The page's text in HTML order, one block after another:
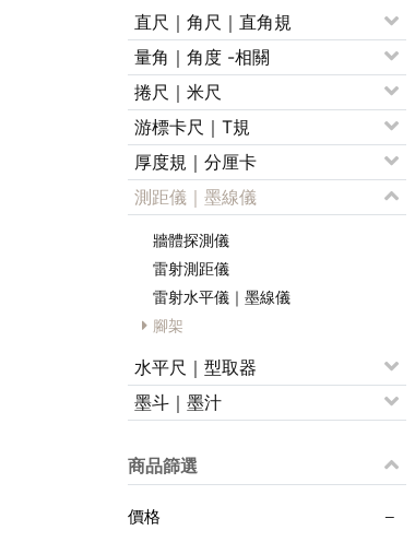
直尺｜角尺｜直角規
量角｜角度 -相關
捲尺｜米尺
游標卡尺｜T規
厚度規｜分厘卡
測距儀｜墨線儀
牆體探測儀
雷射測距儀
雷射水平儀｜墨線儀
腳架
水平尺｜型取器
墨斗｜墨汁
商品篩選
價格